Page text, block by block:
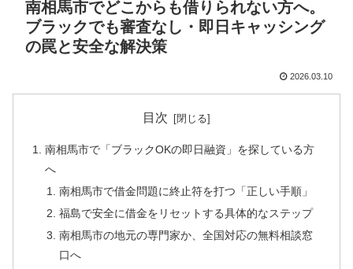
南相馬市でどこからも借りられない方へ。
ブラックでも審査なし・即日キャッシング
の罠と安全な解決策
2026.03.10
目次
南相馬市で「ブラックOKの即日融資」を探している方
へ
南相馬市で借金問題に終止符を打つ「正しい手順」
福島で安全に借金をリセットする具体的なステップ
南相馬市の地元の専門家か、全国対応の無料相談窓
口へ